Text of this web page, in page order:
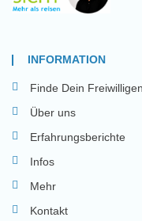
INFORMATION
Finde Dein
Über uns
Erfahrungsberichte
Infos
Mehr
Kontakt